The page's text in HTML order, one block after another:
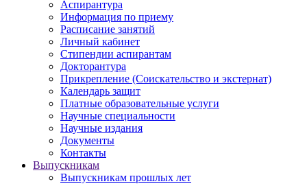
Аспирантура
Информация по приему
Расписание занятий
Личный кабинет
Стипендии аспирантам
Докторантура
Прикрепление (Соискательство и экстернат)
Календарь защит
Платные образовательные услуги
Научные специальности
Научные издания
Документы
Контакты
Выпускникам
Выпускникам прошлых лет